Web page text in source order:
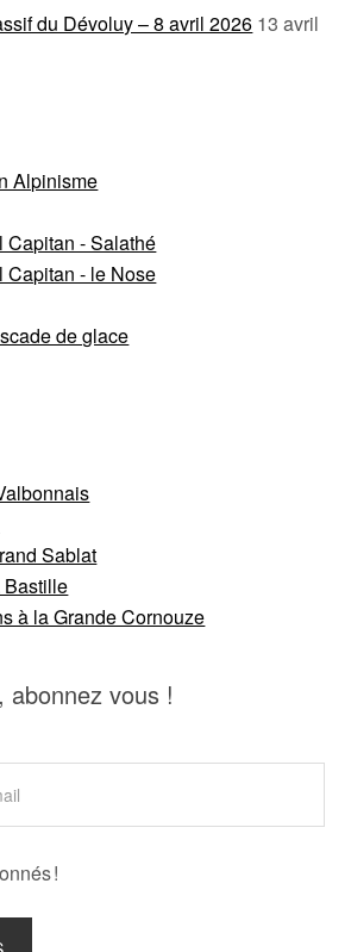
du Dévoluy – 8 avril 2026 13 avril
Alpinisme
Capitan - Salathé
Capitan - le Nose
de glace
Sablat
Bastille
à la Grande Cornouze
abonnez vous !
!